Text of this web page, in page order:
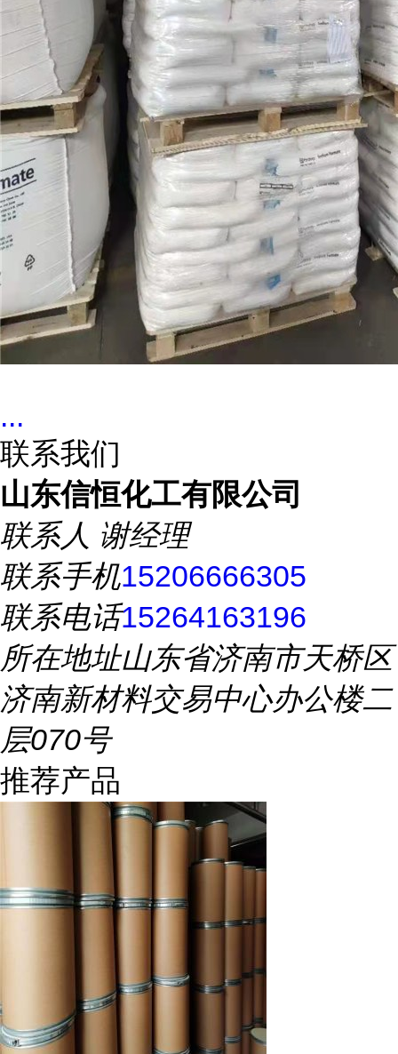
...
联系我们
山东信恒化工有限公司
联系人 谢经理
联系手机15206666305
联系电话15264163196
所在地址山东省济南市天桥区
济南新材料交易中心办公楼二
层070号
推荐产品